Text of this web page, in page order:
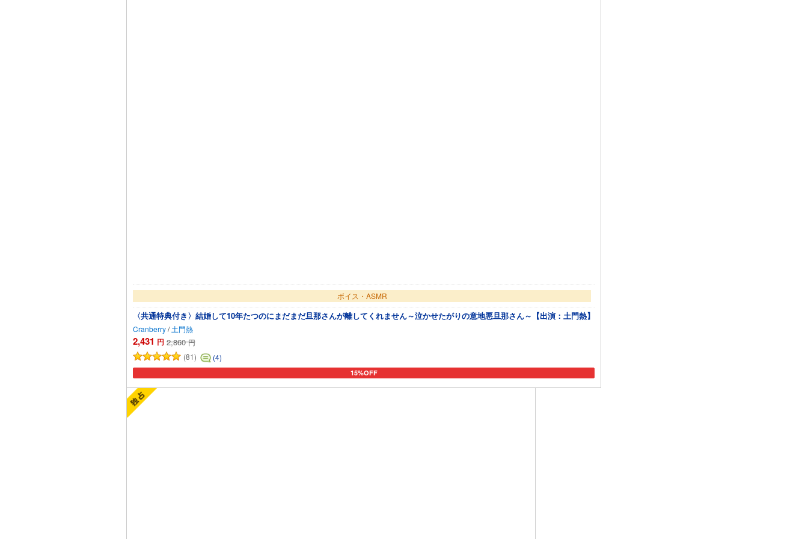
ボイス・ASMR
〈共通特典付き〉結婚して10年たつのにまだまだ旦那さんが離してくれません～泣かせたがりの意地悪旦那さん～【出演：土門熱】
Cranberry/ 土門熱
2,431 円 2,860 円
(81)
(4)
15%OFF
カートに追加